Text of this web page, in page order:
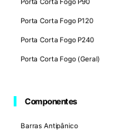
Porta Corta Fogo P120
Porta Corta Fogo P240
Porta Corta Fogo (Geral)
Componentes
Barras Antipânico